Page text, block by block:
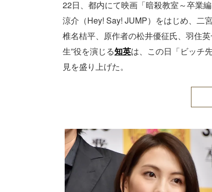
22日、都内にて映画「暗殺教室～卒業
涼介（Hey! Say! JUMP）をはじめ、二
椎名桔平、原作者の松井優征氏、羽住
生”役を演じる知英は、この日「ビッチ
見を盛り上げた。